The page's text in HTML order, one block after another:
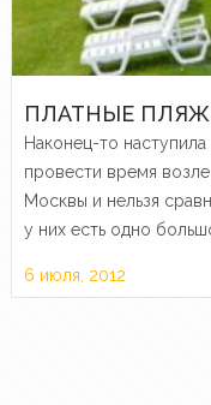
ПЛАТНЫЕ
Наконец-то
провести время
Москвы и нельзя
у них есть одно
6 июля, 2012